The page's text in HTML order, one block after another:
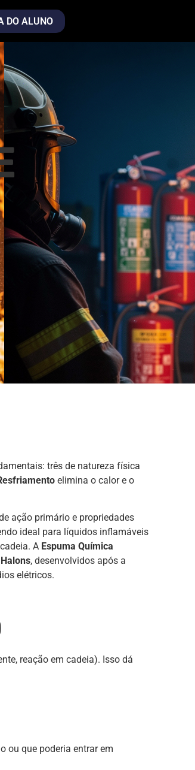
DO ALUNO
três de natureza física
elimina o calor e o
ação primário e propriedades
ideal para líquidos inflamáveis
A Espuma Química
, desenvolvidos após a
elétricos.
reação em cadeia). Isso dá
ou que poderia entrar em